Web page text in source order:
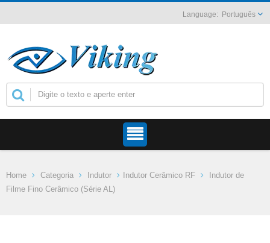
Português
Home Categoria Indutor Indutor Cerâmico RF
Indutor de
Filme Fino Cerâmico (Série AL)